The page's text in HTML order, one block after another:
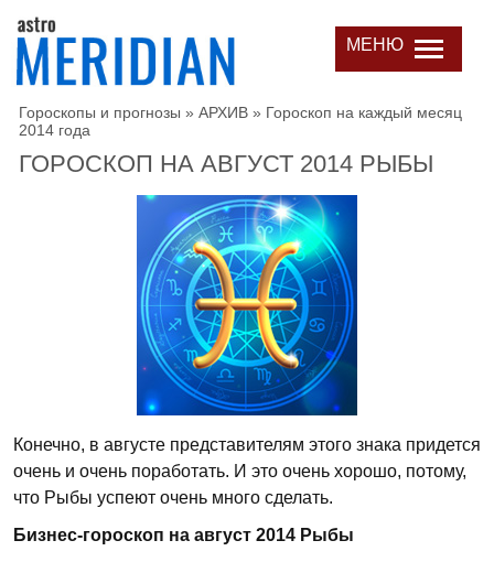
МЕНЮ
Гороскопы и прогнозы » АРХИВ » Гороскоп на каждый месяц
2014 года
ГОРОСКОП НА АВГУСТ 2014 РЫБЫ
Конечно, в августе представителям этого знака придется
очень и очень поработать. И это очень хорошо, потому,
что Рыбы успеют очень много сделать.
Бизнес-гороскоп на август 2014 Рыбы